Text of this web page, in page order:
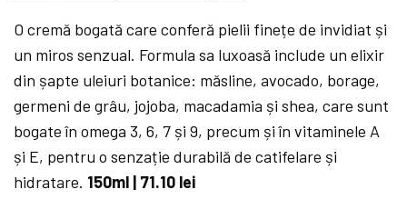
O cremă bogată care conferă pielii finețe de invidiat și
un miros senzual. Formula sa luxoasă include un elixir
din șapte uleiuri botanice: măsline, avocado, borage,
germeni de grâu, jojoba, macadamia și shea, care sunt
bogate în omega 3, 6, 7 și 9, precum și în vitaminele A
și E, pentru o senzație durabilă de catifelare și
hidratare. 150ml | 71.10 lei